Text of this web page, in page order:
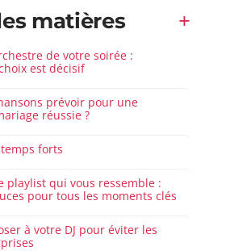
matières
de votre soirée :
est décisif
prévoir pour une
réussie ?
forts
playlist qui vous ressemble :
pour tous les moments clés
à votre DJ pour éviter les